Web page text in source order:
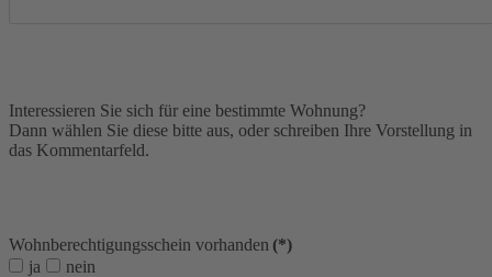
Interessieren Sie sich für eine bestimmte Wohnung?
Dann wählen Sie diese bitte aus, oder schreiben Ihre Vorstellung in
das Kommentarfeld.
Wohnberechtigungsschein vorhanden (*)
ja
nein